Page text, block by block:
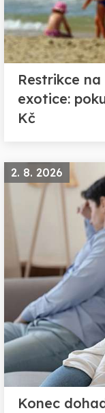
Restrikce
exotice:
Kč
2. 8. 2026
Konec